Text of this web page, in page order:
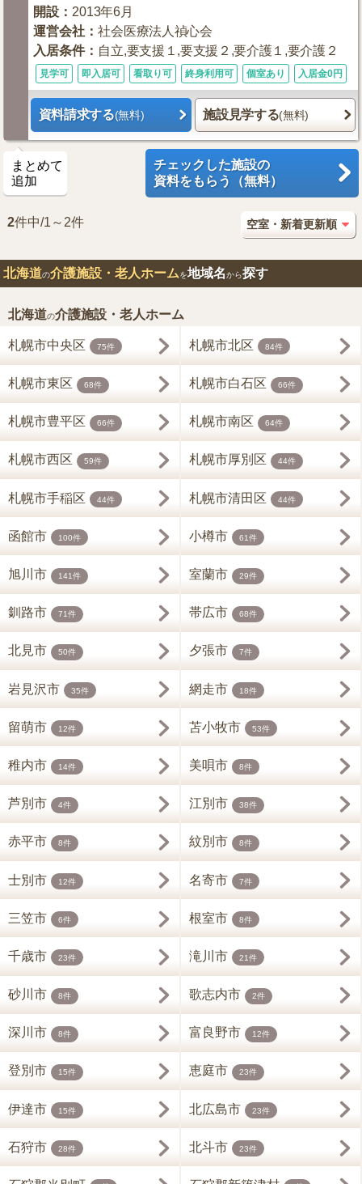
開設 ： 2013年6月
運営会社 ：社会医療法人禎心会
入居条件： 自立,要支援１,要支援２,要介護１,要介護２
見学可 即入居可 看取り可 終身利用可 個室あり 入居金0円
資料請求する(無料) 施設見学する(無料)
まとめて
追加
チェックした施設の
資料をもらう（無料）
2件中/1～2件
北海道の介護施設・老人ホームを地域名から探す
北海道の介護施設・老人ホーム
札幌市中央区 75件 札幌市北区 84件
札幌市東区 68件 札幌市白石区 66件
札幌市豊平区 66件 札幌市南区 64件
札幌市西区 59件 札幌市厚別区 44件
札幌市手稲区 44件 札幌市清田区 44件
函館市 100件 小樽市 61件
旭川市 141件 室蘭市 29件
釧路市 71件 帯広市 68件
北見市 50件 夕張市 7件
岩見沢市 35件 網走市 18件
留萌市 12件 苫小牧市 53件
稚内市 14件 美唄市 8件
芦別市 4件 江別市 38件
赤平市 8件 紋別市 8件
士別市 12件 名寄市 7件
三笠市 6件 根室市 8件
千歳市 23件 滝川市 21件
砂川市 8件 歌志内市 2件
深川市 8件 富良野市 12件
登別市 15件 恵庭市 23件
伊達市 15件 北広島市 23件
石狩市 28件 北斗市 23件